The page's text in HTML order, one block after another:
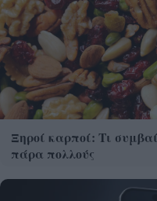
Ξηροί καρποί: Τι
πάρα πολλούς